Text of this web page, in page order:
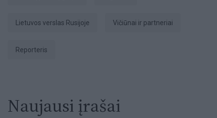
Lietuvos verslas Rusijoje Vičiūnai ir partneriai
Reporteris
Naujausi įrašai